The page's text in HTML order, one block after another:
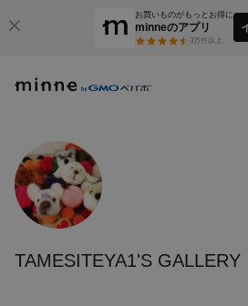
お買いものがもっとお得に
minneのアプリ
3万件以上
TAMESITEYA1'S GALLERY